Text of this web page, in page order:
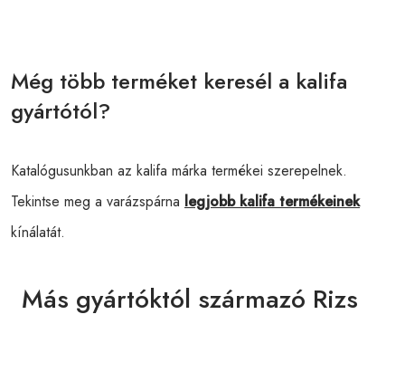
Még több terméket keresél a kalifa
gyártótól?
Katalógusunkban az kalifa márka termékei szerepelnek.
Tekintse meg a varázspárna legjobb kalifa termékeinek
kínálatát.
Más gyártóktól származó Rizs